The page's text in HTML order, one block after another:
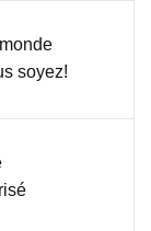
soyez!